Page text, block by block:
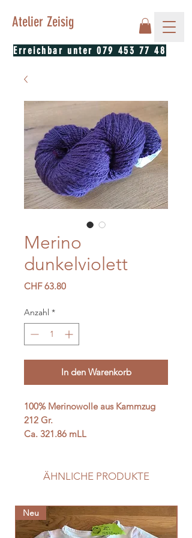
Erreichbar unter079 453 77 48
Atelier Zeisig
Merino
dunkelviolett
CHF 63.80Preis
Anzahl *
In den Warenkorb
100% Merinowolle aus Kammzug
212 Gr.
Ca. 321.86 mLL
ÄHNLICHE PRODUKTE
Neu